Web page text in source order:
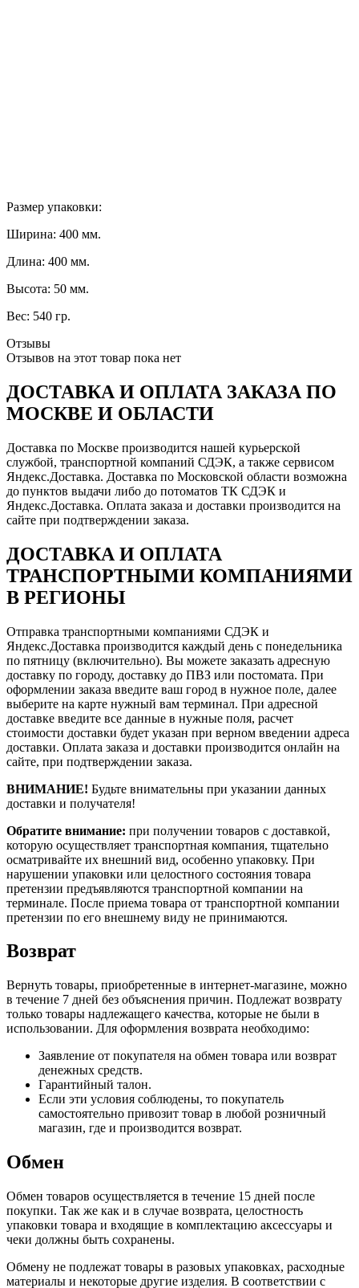
Размер упаковки:
Ширина: 400 мм.
Длина: 400 мм.
Высота: 50 мм.
Вес: 540 гр.
Отзывы
Отзывов на этот товар пока нет
ДОСТАВКА И ОПЛАТА ЗАКАЗА ПО
МОСКВЕ И ОБЛАСТИ
Доставка по Москве производится нашей курьерской
службой, транспортной компаний СДЭК, а также сервисом
Яндекс.Доставка. Доставка по Московской области возможна
до пунктов выдачи либо до потоматов ТК СДЭК и
Яндекс.Доставка. Оплата заказа и доставки производится на
сайте при подтверждении заказа.
ДОСТАВКА И ОПЛАТА
ТРАНСПОРТНЫМИ КОМПАНИЯМИ
В РЕГИОНЫ
Отправка транспортными компаниями СДЭК и
Яндекс.Доставка производится каждый день с понедельника
по пятницу (включительно). Вы можете заказать адресную
доставку по городу, доставку до ПВЗ или постомата. При
оформлении заказа введите ваш город в нужное поле, далее
выберите на карте нужный вам терминал. При адресной
доставке введите все данные в нужные поля, расчет
стоимости доставки будет указан при верном введении адреса
доставки. Оплата заказа и доставки производится онлайн на
сайте, при подтверждении заказа.
ВНИМАНИЕ! Будьте внимательны при указании данных
доставки и получателя!
Обратите внимание: при получении товаров с доставкой,
которую осуществляет транспортная компания, тщательно
осматривайте их внешний вид, особенно упаковку. При
нарушении упаковки или целостного состояния товара
претензии предъявляются транспортной компании на
терминале. После приема товара от транспортной компании
претензии по его внешнему виду не принимаются.
Возврат
Вернуть товары, приобретенные в интернет-магазине, можно
в течение 7 дней без объяснения причин. Подлежат возврату
только товары надлежащего качества, которые не были в
использовании. Для оформления возврата необходимо:
Заявление от покупателя на обмен товара или возврат
денежных средств.
Гарантийный талон.
Если эти условия соблюдены, то покупатель
самостоятельно привозит товар в любой розничный
магазин, где и производится возврат.
Обмен
Обмен товаров осуществляется в течение 15 дней после
покупки. Так же как и в случае возврата, целостность
упаковки товара и входящие в комплектацию аксессуары и
чеки должны быть сохранены.
Обмену не подлежат товары в разовых упаковках, расходные
материалы и некоторые другие изделия. В соответствии с